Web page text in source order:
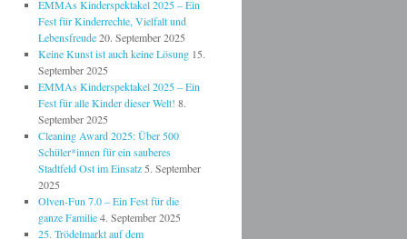
EMMAs Kinderspektakel 2025 – Ein
Fest für Kinderrechte, Vielfalt und
Lebensfreude 20. September 2025
Keine Kunst ist auch keine Lösung 15.
September 2025
EMMAs Kinderspektakel 2025 – Ein
Fest für alle Kinder dieser Welt! 8.
September 2025
Cleaning Award 2025: Über 500
Schüler*innen für ein sauberes
Stadtfeld Ost im Einsatz 5. September
2025
Olven-Fun 7.0 – Ein Fest für die
ganze Familie 4. September 2025
25. Trödelmarkt auf dem